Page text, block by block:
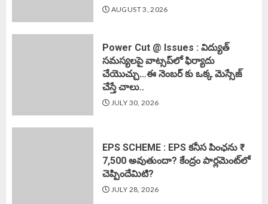
AUGUST 3, 2026
Power Cut @ Issues : విద్యుత్
సమస్యలపై వాట్సప్‌లో ఫిర్యాదు
చేయొచ్చు…ఈ నెంబర్ కు ఒక్క మెస్సేజ్
చేస్తే చాలు..
JULY 30, 2026
EPS SCHEME : EPS కనీస పింఛను ₹
7,500 అవుతుందా? కేంద్రం పార్లమెంట్‌లో
చెప్పిందేమిటి?
JULY 28, 2026